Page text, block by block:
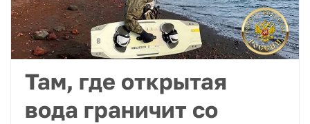
Там, где открытая
вода граничит со